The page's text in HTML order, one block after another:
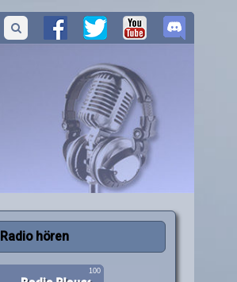
Radio hören